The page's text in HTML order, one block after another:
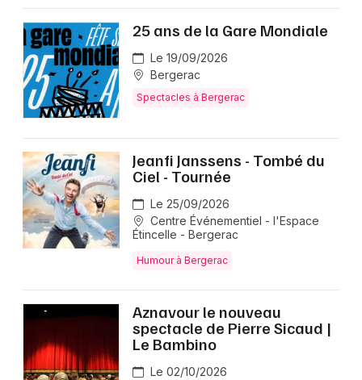
25 ans de la Gare Mondiale
Le 19/09/2026
Bergerac
Spectacles à Bergerac
Jeanfi Janssens - Tombé du
Ciel - Tournée
Le 25/09/2026
Centre Événementiel - l'Espace
Étincelle - Bergerac
Humour à Bergerac
Aznavour le nouveau
spectacle de Pierre Sicaud |
Le Bambino
Le 02/10/2026